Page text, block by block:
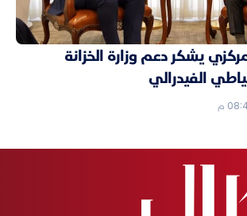
يشكر دعم وزارة الخزانة
الفيدرالي